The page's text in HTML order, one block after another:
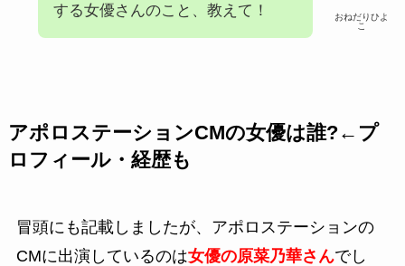
おねだりひよ
こ
する女優さんのこと、教えて！
アポロステーションCMの女優は誰?←プ
ロフィール・経歴も
冒頭にも記載しましたが、 アポロステーションの
CMに出演しているのは女優の原菜乃華さんでし